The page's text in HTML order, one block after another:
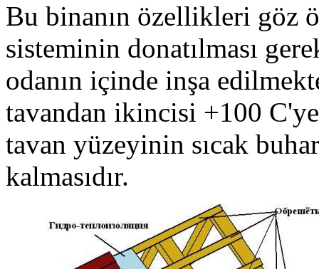
Bu binanın özellikleri göz
sisteminin donatılması
odanın içinde inşa
tavandan ikincisi +100
tavan yüzeyinin sıcak
kalmasıdır.